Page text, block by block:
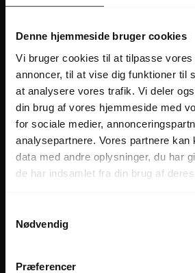
Denne hjemmeside bruger cookies
Vi bruger cookies til at tilpasse vores
annoncer, til at vise dig funktioner til
at analysere vores trafik. Vi deler
din brug af vores hjemmeside med
for sociale medier,
analysepartnere. Vores partnere kan
data med andre oplysninger, du har
de har indsamlet fra din brug af
Nødvendig
Præferencer